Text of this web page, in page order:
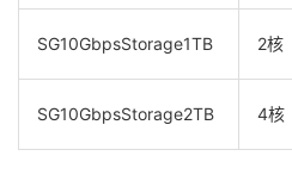
SG10GbpsStorage1TB 2核
SG10GbpsStorage2TB 4核